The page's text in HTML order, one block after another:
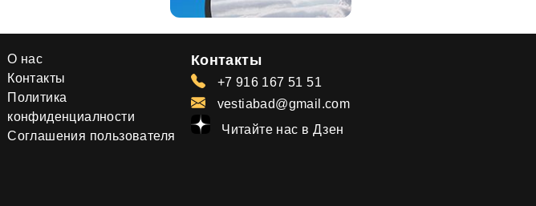
О нас
Контакты
Политика
конфиденциалности
Соглашения пользователя
Контакты
+7 916 167 51 51
vestiabad@gmail.com
Читайте нас в Дзен